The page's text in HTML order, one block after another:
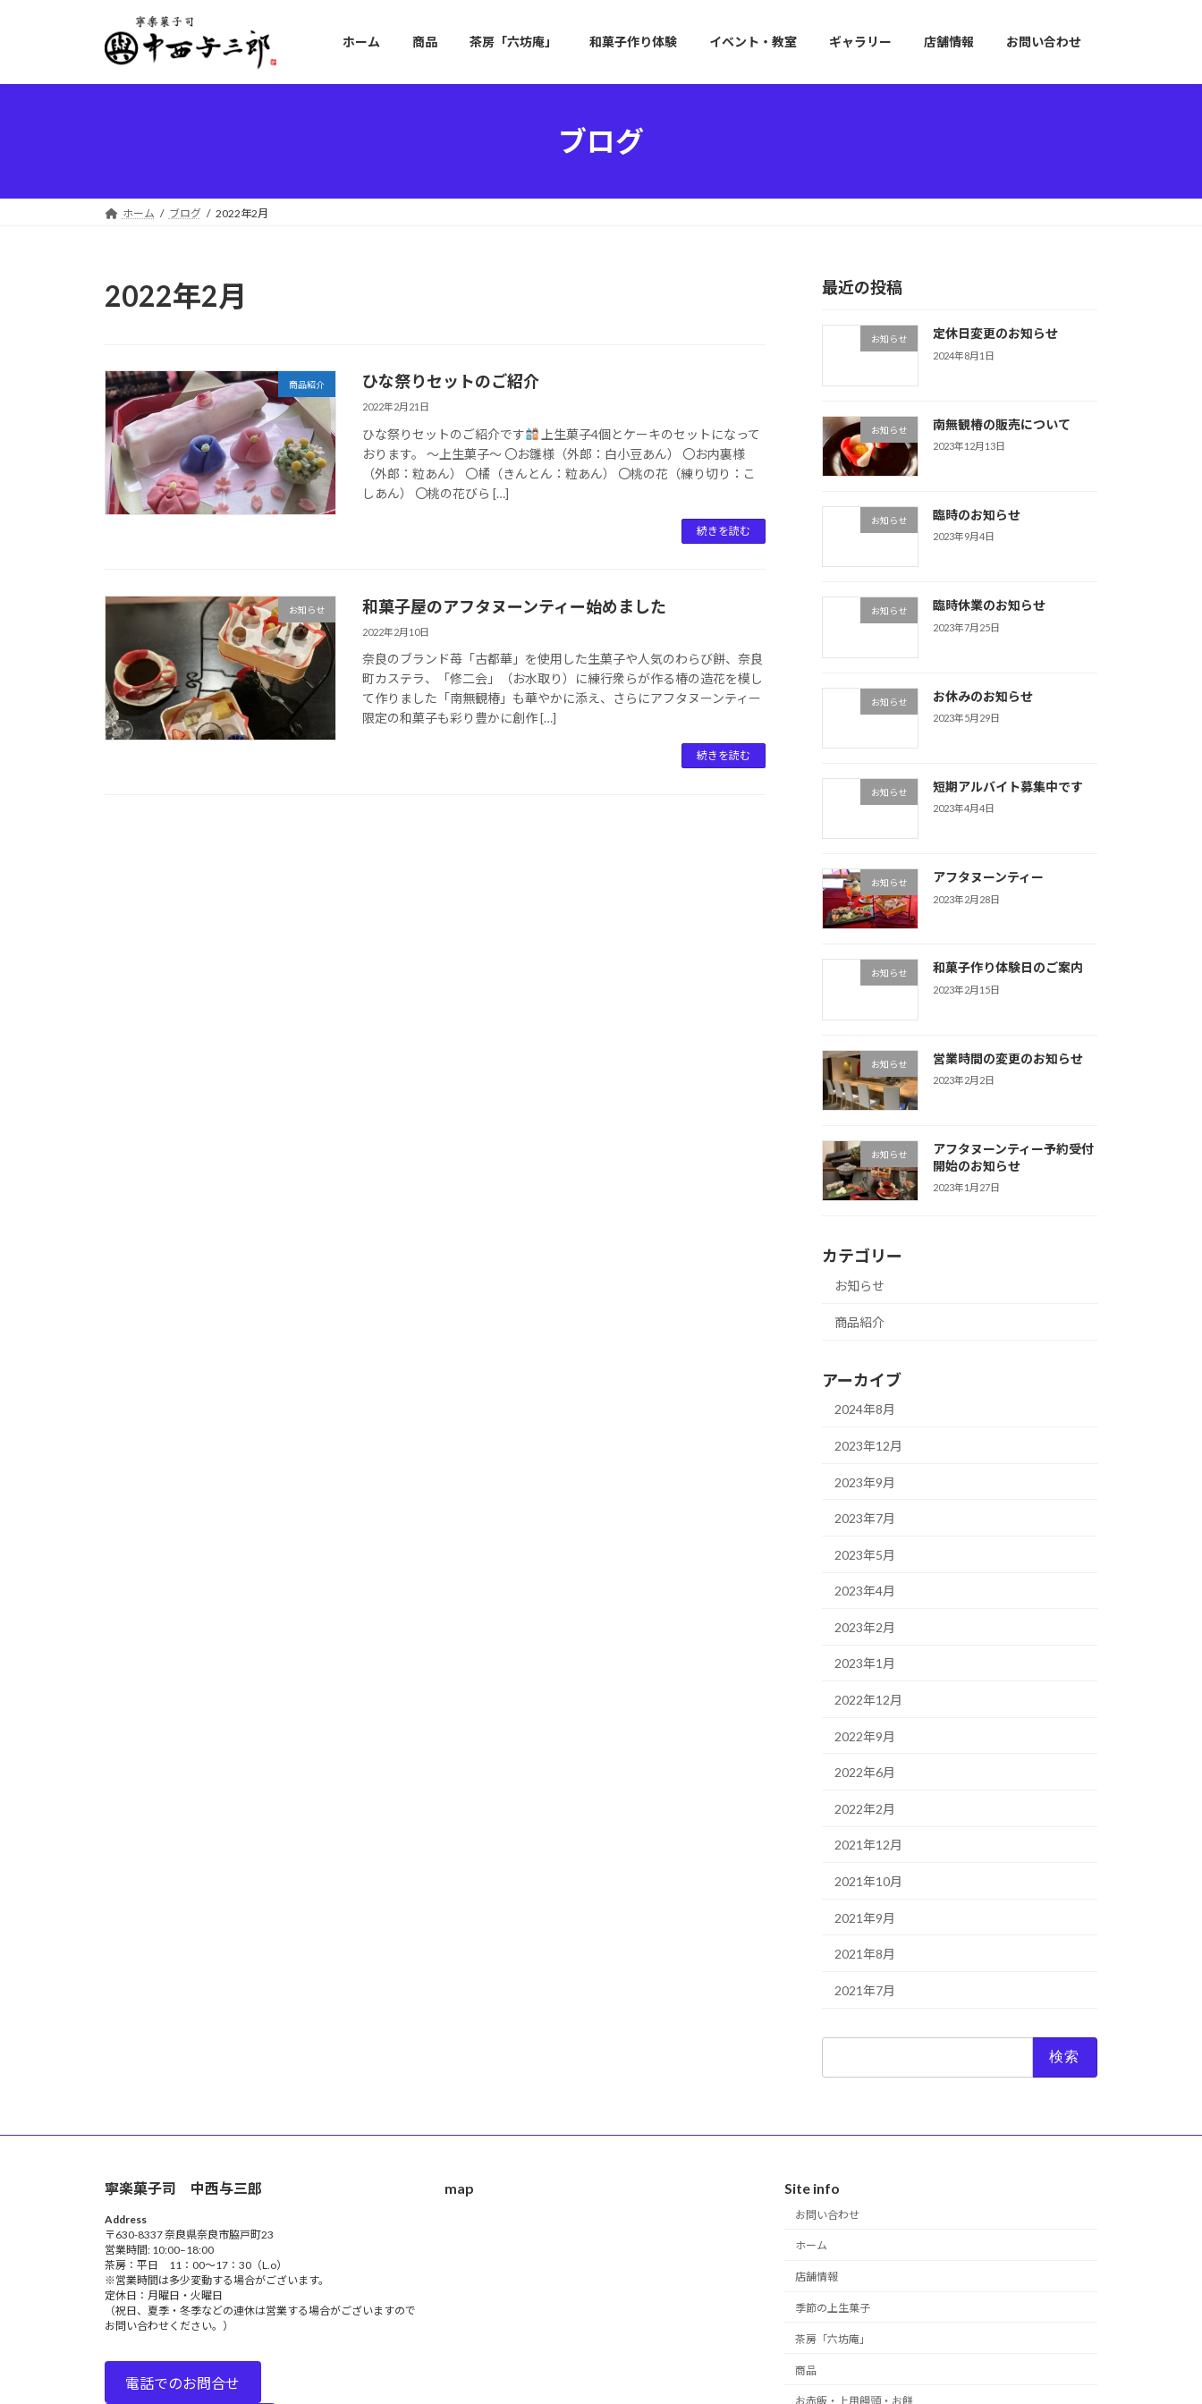
プ
動
ホーム 商品 茶房「六坊庵」 和菓子作り体験 イベント・教室 ギャラリー 店舗情報 お問い合わせ
ブログ
ホーム ブログ 2022年2月
2022年2月
商品紹介 ひな祭りセットのご紹介
2022年2月21日
ひな祭りセットのご紹介です
上生菓子4個とケーキのセットになって
おります。 ～上生菓子～ 〇お雛様（外郎：白小豆あん） 〇お内裏様
（外郎：粒あん） 〇橘（きんとん：粒あん） 〇桃の花（練り切り：こ
しあん） 〇桃の花びら […]
続きを読む
お知らせ 和菓子屋のアフタヌーンティー始めました
2022年2月10日
奈良のブランド苺「古都華」を使用した生菓子や人気のわらび餅、奈良
町カステラ、「修二会」（お水取り）に練行衆らが作る椿の造花を模し
て作りました「南無観椿」も華やかに添え、さらにアフタヌーンティー
限定の和菓子も彩り豊かに創作 […]
続きを読む
最近の投稿
お知らせ 定休日変更のお知らせ
2024年8月1日
お知らせ 南無観椿の販売について
2023年12月13日
お知らせ 臨時のお知らせ
2023年9月4日
お知らせ 臨時休業のお知らせ
2023年7月25日
お知らせ お休みのお知らせ
2023年5月29日
お知らせ 短期アルバイト募集中です
2023年4月4日
お知らせ アフタヌーンティー
2023年2月28日
お知らせ 和菓子作り体験日のご案内
2023年2月15日
お知らせ 営業時間の変更のお知らせ
2023年2月2日
お知らせ
アフタヌーンティー予約受付
開始のお知らせ
2023年1月27日
カテゴリー
お知らせ
商品紹介
アーカイブ
2024年8月
2023年12月
2023年9月
2023年7月
2023年5月
2023年4月
2023年2月
2023年1月
2022年12月
2022年9月
2022年6月
2022年2月
2021年12月
2021年10月
2021年9月
2021年8月
2021年7月
寧楽菓子司 中西与三郎
Address
〒630-8337 奈良県奈良市脇戸町23
営業時間: 10:00–18:00
茶房：平日 11：00～17：30（L.o）
※営業時間は多少変動する場合がございます。
定休日：月曜日・火曜日
（祝日、夏季・冬季などの連休は営業する場合がございますので
お問い合わせください。）
電話でのお問合せ
map Site info
お問い合わせ
ホーム
店舗情報
季節の上生菓子
茶房「六坊庵」
商品
お赤飯・上用饅頭・お餅